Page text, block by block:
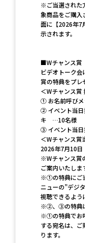
※ご当選された
象商品をご購入
面に【2026年7
示されます。
■Wチャンス賞
ビデオトーク
賞の特典をプレ
＜Wチャンス賞
① お名前呼び
② イベント当日
キ …10名様
③ イベント当
＜Wチャンス賞
2026年7月10日
※Wチャンス賞
ご案内いたしま
※①の特典にご
ニューの”デジ
視聴できるよう
※②、③の特典は
※①の特典でお
する宛名は、ご
ります。